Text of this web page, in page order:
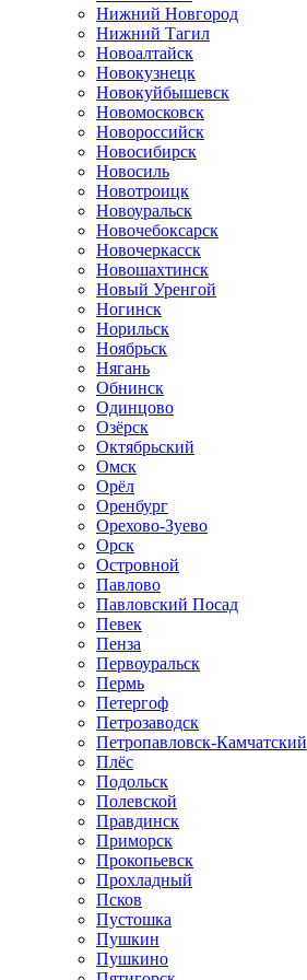
Нижний Новгород
Нижний Тагил
Новоалтайск
Новокузнецк
Новокуйбышевск
Новомосковск
Новороссийск
Новосибирск
Новосиль
Новотроицк
Новоуральск
Новочебоксарск
Новочеркасск
Новошахтинск
Новый Уренгой
Ногинск
Норильск
Ноябрьск
Нягань
Обнинск
Одинцово
Озёрск
Октябрьский
Омск
Орёл
Оренбург
Орехово-Зуево
Орск
Островной
Павлово
Павловский Посад
Певек
Пенза
Первоуральск
Пермь
Петергоф
Петрозаводск
Петропавловск-Камчатский
Плёс
Подольск
Полевской
Правдинск
Приморск
Прокопьевск
Прохладный
Псков
Пустошка
Пушкин
Пушкино